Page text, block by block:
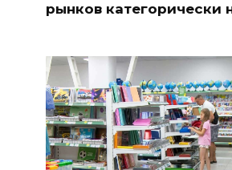
рынков категорически